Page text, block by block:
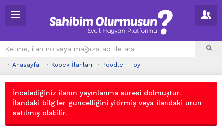
Anasayfa Köpek İlanları Poodle - Toy
İncelediğiniz ilanın yayınlanma süresi dolmuştur.
İlandaki bilgiler güncelliğini yitirmiş veya ilandaki ürün
satılmış olabilir.